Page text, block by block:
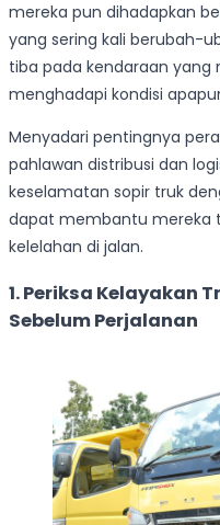
mereka pun dihadapkan
yang sering kali berubah-
tiba pada kendaraan yang
menghadapi kondisi
Menyadari pentingnya
pahlawan distribusi dan
keselamatan sopir truk
dapat membantu mereka
kelelahan di jalan.
1. Periksa Kelayakan
Sebelum Perjalanan